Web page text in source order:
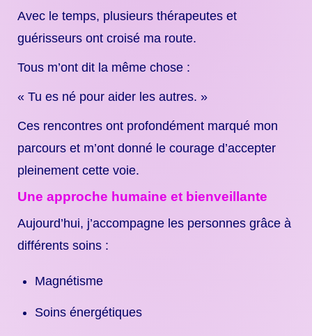
Avec le temps, plusieurs thérapeutes et
guérisseurs ont croisé ma route.
Tous m’ont dit la même chose :
« Tu es né pour aider les autres. »
Ces rencontres ont profondément marqué mon
parcours et m’ont donné le courage d’accepter
pleinement cette voie.
Une approche humaine et bienveillante
Aujourd’hui, j’accompagne les personnes grâce à
différents soins :
Magnétisme
Soins énergétiques